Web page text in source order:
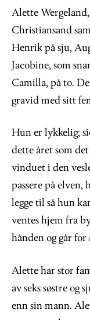
Alette
Christiansand
Henrik på sju,
Jacobine, som
Camilla, på to.
gravid med sitt
Hun er lykkelig;
dette året som
vinduet i den
passere på
legge til så hun
ventes hjem fra
hånden og går
Alette har stor
av seks søstre og
enn sin mann.